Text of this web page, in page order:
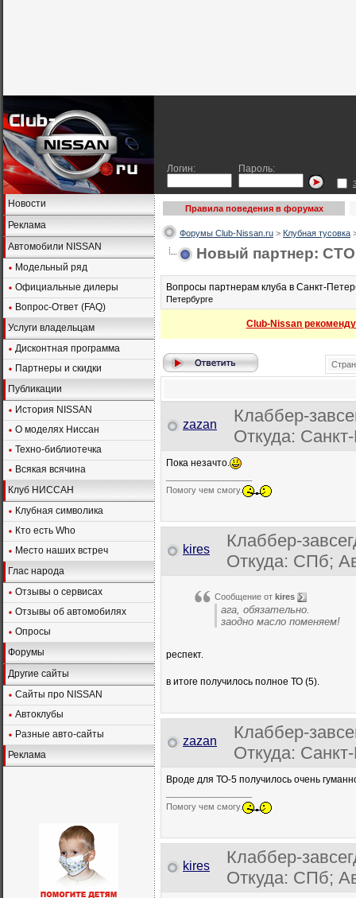
Логин: Пароль:
Новости
Реклама
Автомобили NISSAN
Модельный ряд
Официальные дилеры
Вопрос-Ответ (FAQ)
Услуги владельцам
Дисконтная программа
Партнеры и скидки
Публикации
История NISSAN
О моделях Ниссан
Техно-библиотечка
Всякая всячина
Клуб НИССАН
Клубная символика
Кто есть Who
Место наших встреч
Глас народа
Отзывы о сервисах
Отзывы об автомобилях
Опросы
Форумы
Другие сайты
Сайты про NISSAN
Автоклубы
Разные авто-сайты
Реклама
Правила поведения в форумах
Форумы Club-Nissan.ru > Клубная тусовка
Новый партнер: СТО
Вопросы партнерам клуба в Санкт-
Петербурге
Club-Nissan
zazan
Клаббер-
Откуда:
Пока незачто.
Помогу чем смогу.
kires
Клаббер-
Откуда: СПб;
Сообщение от kires
ага, обязательно.
заодно масло поменяем!
респект.
в итоге получилось полное ТО (5).
zazan
Клаббер-
Откуда:
Вроде для ТО-5 получилось очень
Помогу чем смогу.
kires
Клаббер-
Откуда: СПб;